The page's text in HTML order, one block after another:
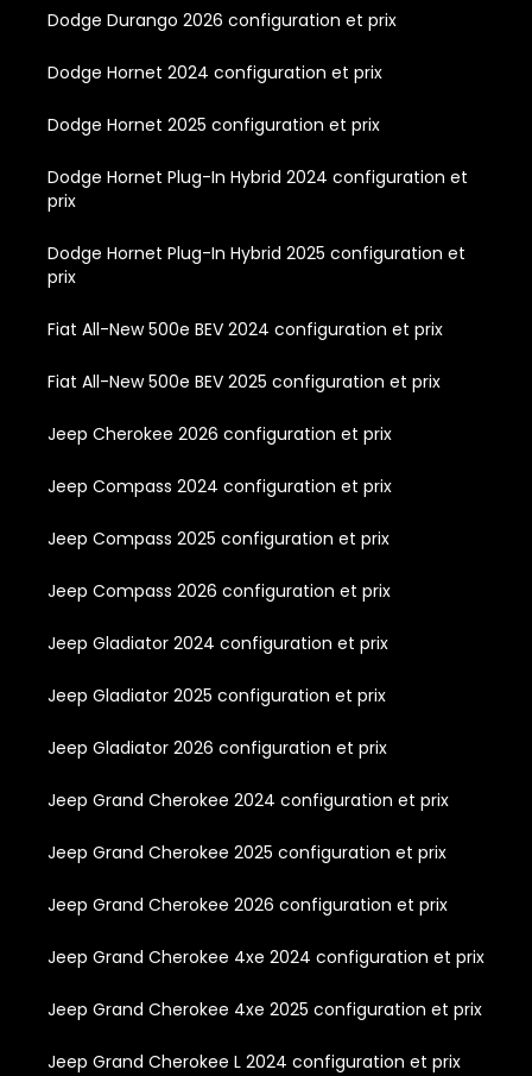
Dodge Durango 2026 configuration et prix
Dodge Hornet 2024 configuration et prix
Dodge Hornet 2025 configuration et prix
Dodge Hornet Plug-In Hybrid 2024 configuration et
prix
Dodge Hornet Plug-In Hybrid 2025 configuration et
prix
Fiat All-New 500e BEV 2024 configuration et prix
Fiat All-New 500e BEV 2025 configuration et prix
Jeep Cherokee 2026 configuration et prix
Jeep Compass 2024 configuration et prix
Jeep Compass 2025 configuration et prix
Jeep Compass 2026 configuration et prix
Jeep Gladiator 2024 configuration et prix
Jeep Gladiator 2025 configuration et prix
Jeep Gladiator 2026 configuration et prix
Jeep Grand Cherokee 2024 configuration et prix
Jeep Grand Cherokee 2025 configuration et prix
Jeep Grand Cherokee 2026 configuration et prix
Jeep Grand Cherokee 4xe 2024 configuration et prix
Jeep Grand Cherokee 4xe 2025 configuration et prix
Jeep Grand Cherokee L 2024 configuration et prix